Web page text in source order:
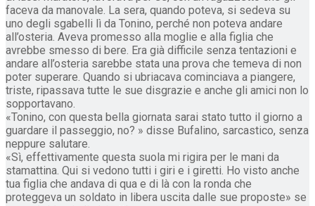
faceva da manovale. La sera, quando poteva, si sedeva su
uno degli sgabelli lì da Tonino, perché non poteva andare
all’osteria. Aveva promesso alla moglie e alla figlia che
avrebbe smesso di bere. Era già difficile senza tentazioni e
andare all’osteria sarebbe stata una prova che temeva di non
poter superare. Quando si ubriacava cominciava a piangere,
triste, ripassava tutte le sue disgrazie e anche gli amici non lo
sopportavano.
«Tonino, con questa bella giornata sarai stato tutto il giorno a
guardare il passeggio, no? » disse Bufalino, sarcastico, senza
neppure salutare.
«Sì, effettivamente questa suola mi rigira per le mani da
stamattina. Qui si vedono tutti i giri e i giretti. Ho visto anche
tua figlia che andava di qua e di là con la ronda che
proteggeva un soldato in libera uscita dalle sue proposte» se